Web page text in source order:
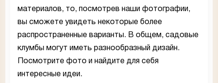
материалов, то, посмотрев наши фотографии,
вы сможете увидеть некоторые более
распространенные варианты. В общем, садовые
клумбы могут иметь разнообразный дизайн.
Посмотрите фото и найдите для себя
интересные идеи.